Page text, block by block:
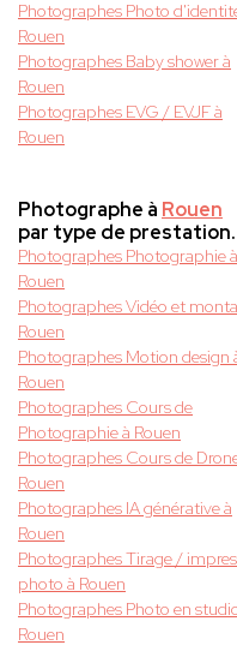
Photographes Photo
Rouen
Photographes Baby shower à
Rouen
Photographes EVG / EVJF à
Rouen
Photographe à Rouen
par type de prestation.
Photographes Photographie à
Rouen
Photographes Vidéo et
Rouen
Photographes Motion design
Rouen
Photographes Cours de
Photographie à Rouen
Photographes Cours de
Rouen
Photographes IA générative à
Rouen
Photographes Tirage /
photo à Rouen
Photographes Photo en
Rouen